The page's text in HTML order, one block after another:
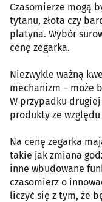
Czasomierze mogą
tytanu, złota czy
platyna. Wybór
cenę zegarka.
Niezwykle ważną
mechanizm – może
W przypadku
produkty ze
Na cenę zegarka
takie jak zmiana
inne wbudowane
czasomierz o
liczyć się z tym, że